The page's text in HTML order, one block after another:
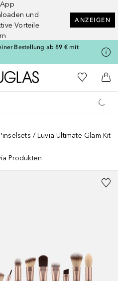
und
Vorteile
ANZEIGEN
Bestellung ab 89 € mit
Zur Douglas Startseite
Zu Meiner
Luvia Ultimate Glam Kit